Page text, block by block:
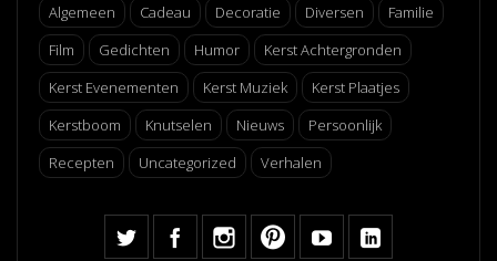
Algemeen Cadeau Decoratie Diversen
Familie
Film
Gedichten Humor
Kerst Achtergronden
Kerst Evenementen
Kerst Muziek
Kerst Plaatjes
Kerstboom
Knutselen Nieuws
Persoonlijk
Recepten
Uncategorized Verhalen